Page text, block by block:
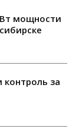
мощности
контроль за